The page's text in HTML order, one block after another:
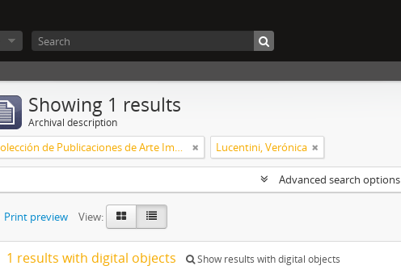
Showing 1 results
Archival description
Colección de Publicaciones de Arte Impreso Lucentini, Verónica
Advanced search options
Print preview View:
1 results with digital objects Show results with digital objects